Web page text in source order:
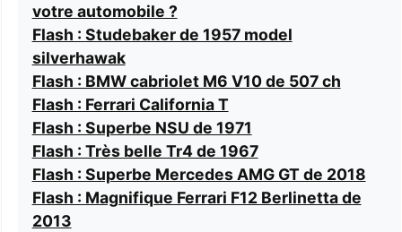
votre automobile ?
Flash : Studebaker de 1957 model
silverhawak
Flash : BMW cabriolet M6 V10 de 507 ch
Flash : Ferrari California T
Flash : Superbe NSU de 1971
Flash : Très belle Tr4 de 1967
Flash : Superbe Mercedes AMG GT de 2018
Flash : Magnifique Ferrari F12 Berlinetta de
2013